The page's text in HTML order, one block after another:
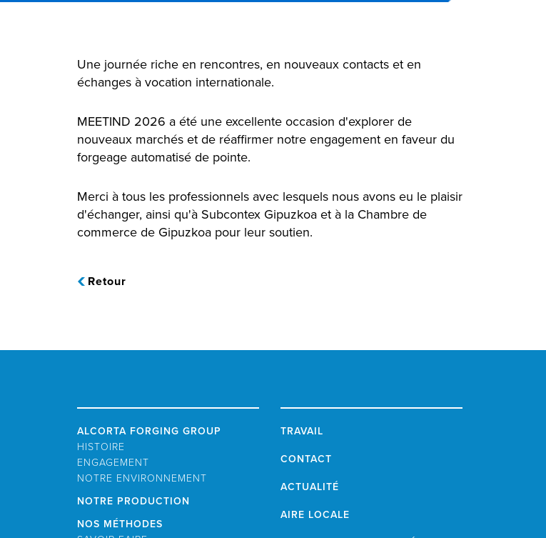
Une journée riche en rencontres, en nouveaux contacts et en
échanges à vocation internationale.
MEETIND 2026 a été une excellente occasion d'explorer de
nouveaux marchés et de réaffirmer notre engagement en faveur du
forgeage automatisé de pointe.
Merci à tous les professionnels avec lesquels nous avons eu le plaisir
d'échanger, ainsi qu'à Subcontex Gipuzkoa et à la Chambre de
commerce de Gipuzkoa pour leur soutien.
Retour
ALCORTA FORGING GROUP
HISTOIRE
ENGAGEMENT
NOTRE ENVIRONNEMENT
NOTRE PRODUCTION
NOS MÉTHODES
TRAVAIL
CONTACT
ACTUALITÉ
AIRE LOCALE